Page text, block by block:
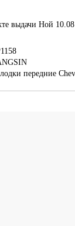
выдачи Ной
передние